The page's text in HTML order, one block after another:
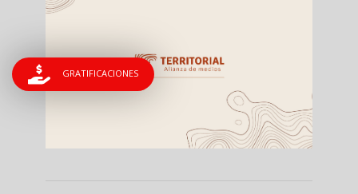
GRATIFICACIONES